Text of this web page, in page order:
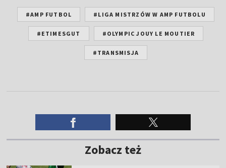
#AMP FUTBOL #LIGA MISTRZÓW W AMP FUTBOLU
#ETIMESGUT #OLYMPIC JOUY LE MOUTIER
#TRANSMISJA
Zobacz też